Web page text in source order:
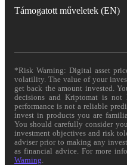
Támogatott műveletek (EN)
*Risk Warning: Digital asset
volatility. The value of your
get back the amount invested.
decisions and Kriptomat is
performance is not a reliable
invest in products you are
You should carefully consider
investment objectives and risk
adviser prior to making any
as financial advice. For more
Warning